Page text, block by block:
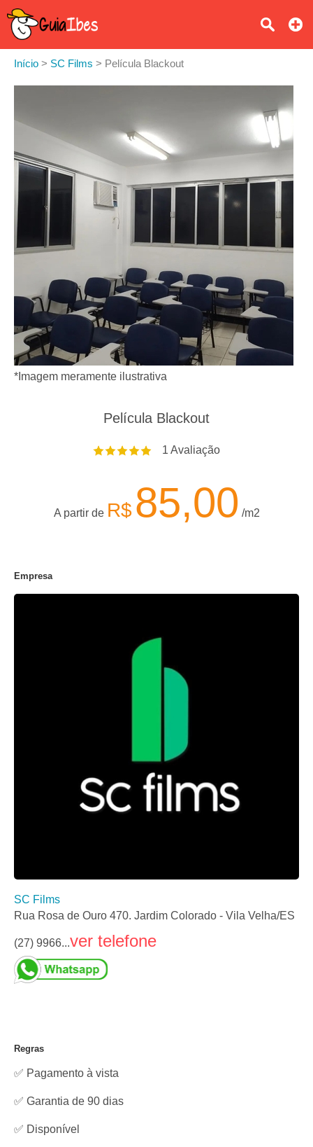
Início > SC Films > Película Blackout
*Imagem meramente ilustrativa
Película Blackout
1 Avaliação
A partir de R$ 85,00 /m2
Empresa
SC Films
Rua Rosa de Ouro 470. Jardim Colorado - Vila Velha/ES
(27) 9966...ver telefone
Regras
✅ Pagamento à vista
✅ Garantia de 90 dias
✅ Disponível